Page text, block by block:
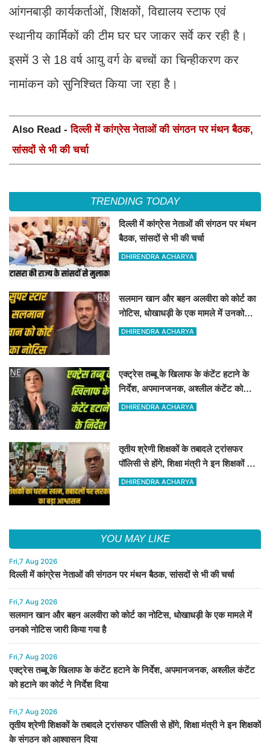
आंगनबाड़ी कार्यकर्ताओं, शिक्षकों, विद्यालय स्टाफ एवं
स्थानीय कार्मिकों की टीम घर घर जाकर सर्वे कर रही है।
इसमें 3 से 18 वर्ष आयु वर्ग के बच्चों का चिन्हीकरण कर
नामांकन को सुनिश्चित किया जा रहा है।
Also Read -दिल्ली में कांग्रेस नेताओं की संगठन पर मंथन बैठक,
सांसदों से भी की चर्चा
TRENDING TODAY
दिल्ली में कांग्रेस नेताओं की संगठन पर मंथन
बैठक, सांसदों से भी की चर्चा
DHIRENDRA ACHARYA
सलमान खान और बहन अलवीरा को कोर्ट का
नोटिस, धोखाधड़ी के एक मामले में उनको
नोटिस जारी किया गया है
DHIRENDRA ACHARYA
एक्ट्रेस तब्बू के खिलाफ के कंटेंट हटाने के
निर्देश, अपमानजनक, अश्लील कंटेंट को
हटाने का कोर्ट ने निर्देश दिया
DHIRENDRA ACHARYA
तृतीय श्रेणी शिक्षकों के तबादले ट्रांसफर
पॉलिसी से होंगे, शिक्षा मंत्री ने इन शिक्षकों के
संगठन को आश्वासन दिया
DHIRENDRA ACHARYA
YOU MAY LIKE
Fri,7 Aug 2026
दिल्ली में कांग्रेस नेताओं की संगठन पर मंथन बैठक, सांसदों से भी की चर्चा
Fri,7 Aug 2026
सलमान खान और बहन अलवीरा को कोर्ट का नोटिस, धोखाधड़ी के एक मामले में
उनको नोटिस जारी किया गया है
Fri,7 Aug 2026
एक्ट्रेस तब्बू के खिलाफ के कंटेंट हटाने के निर्देश, अपमानजनक, अश्लील कंटेंट
को हटाने का कोर्ट ने निर्देश दिया
Fri,7 Aug 2026
तृतीय श्रेणी शिक्षकों के तबादले ट्रांसफर पॉलिसी से होंगे, शिक्षा मंत्री ने इन शिक्षकों
के संगठन को आश्वासन दिया